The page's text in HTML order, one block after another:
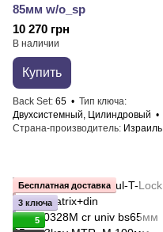
85мм w/o_sp
10 270 грн
В наличии
Купить
Back Set 65
Тип ключа
Двухсистемный, Цилиндровый
Страна-производитель Израиль
Бесплатная доставка
3 ключа
5